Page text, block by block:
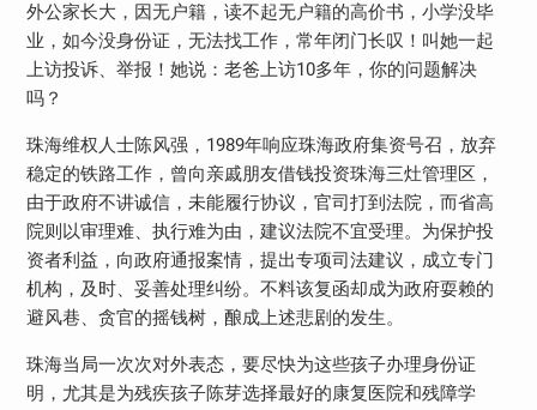
外公家长大，因无户籍，读不起无户籍的高价书，小学没毕
业，如今没身份证，无法找工作，常年闭门长叹！叫她一起
上访投诉、举报！她说：老爸上访10多年，你的问题解决
吗？
珠海维权人士陈风强，1989年响应珠海政府集资号召，放弃
稳定的铁路工作，曾向亲戚朋友借钱投资珠海三灶管理区，
由于政府不讲诚信，未能履行协议，官司打到法院，而省高
院则以审理难、执行难为由，建议法院不宜受理。为保护投
资者利益，向政府通报案情，提出专项司法建议，成立专门
机构，及时、妥善处理纠纷。不料该复函却成为政府耍赖的
避风巷、贪官的摇钱树，酿成上述悲剧的发生。
珠海当局一次次对外表态，要尽快为这些孩子办理身份证
明，尤其是为残疾孩子陈芽选择最好的康复医院和残障学